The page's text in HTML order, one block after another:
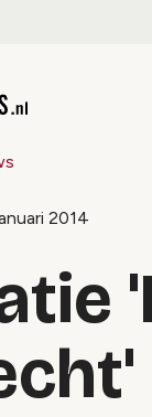
2014